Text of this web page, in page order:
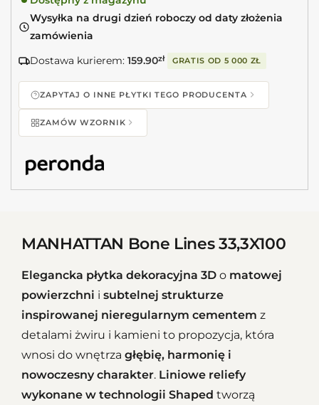
Wysyłka na drugi dzień roboczy od daty złożenia
zamówienia
Dostawa kurierem: 159.90zł GRATIS OD 5 000 ZŁ
ZAPYTAJ O INNE PŁYTKI TEGO PRODUCENTA
ZAMÓW WZORNIK
MANHATTAN Bone Lines 33,3X100
Elegancka płytka dekoracyjna 3D o matowej
powierzchni i subtelnej strukturze
inspirowanej nieregularnym cementem z
detalami żwiru i kamieni to propozycja, która
wnosi do wnętrza głębię, harmonię i
nowoczesny charakter. Liniowe reliefy
wykonane w technologii Shaped tworzą